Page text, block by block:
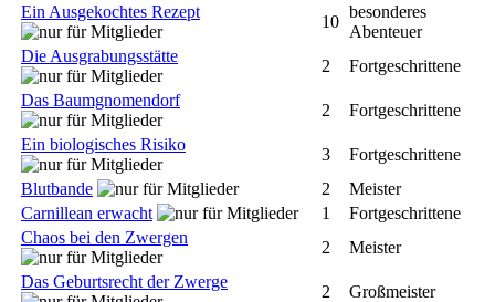
Ein Ausgekochtes Rezept
10
besonderes
Abenteuer
Die Ausgrabungsstätte
2
Fortgeschrittene
Das Baumgnomendorf
2
Fortgeschrittene
Ein biologisches Risiko
3
Fortgeschrittene
Blutbande
2
Meister
Carnillean erwacht
1
Fortgeschrittene
Chaos bei den Zwergen
2
Meister
Das Geburtsrecht der Zwerge
2
Großmeister